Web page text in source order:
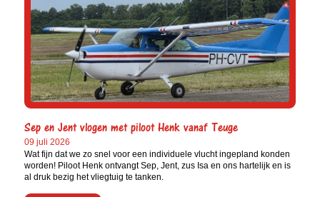
Sep en Jent vlogen met piloot Henk vanaf Teuge
09 juli 2026
Wat fijn dat we zo snel voor een individuele vlucht ingepland konden
worden! Piloot Henk ontvangt Sep, Jent, zus Isa en ons hartelijk en is
al druk bezig het vliegtuig te tanken.